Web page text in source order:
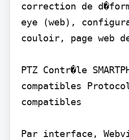
correction de
eye (web),
couloir, page web
PTZ Contr�le
compatibles
compatibles
Par interface,